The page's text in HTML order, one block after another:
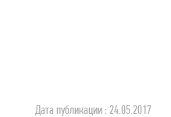
Дата публикации : 24.05.2017